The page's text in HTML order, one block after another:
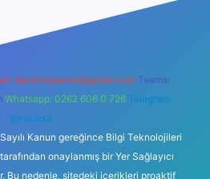
backlinkpaneli@gmail.com Teams:
Whatsapp: 0262 606 0 726 Telegram:
@karabul
Kanun gereğince Bilgi Teknolojileri
onaylanmış bir Yer Sağlayıcı
Bu nedenle, sitedeki içerikleri proaktif